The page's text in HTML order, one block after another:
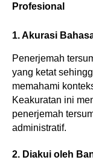
Profesional
1. Akurasi
Penerjemah
yang ketat
memahami
Keakuratan ini
penerjemah
administratif.
2. Diakui oleh